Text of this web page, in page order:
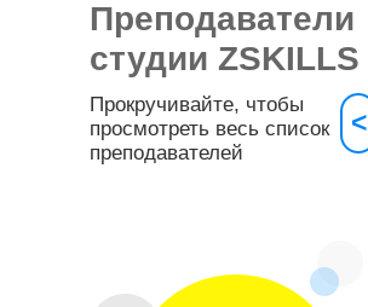
Преподаватели
студии ZSKILLS
Прокручивайте, чтобы
просмотреть весь список
преподавателей
<